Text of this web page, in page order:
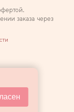
заказа через